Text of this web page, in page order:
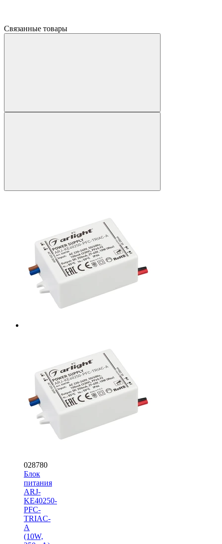
Связанные товары
028780
Блок
питания
ARJ-
KE40250-
PFC-
TRIAC-
A
(10W,